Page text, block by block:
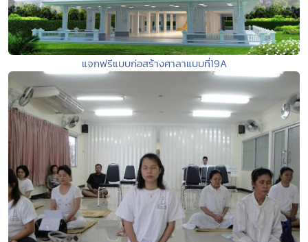
แจกฟรีแบบก่อสร้างศาลาแบบที่19A